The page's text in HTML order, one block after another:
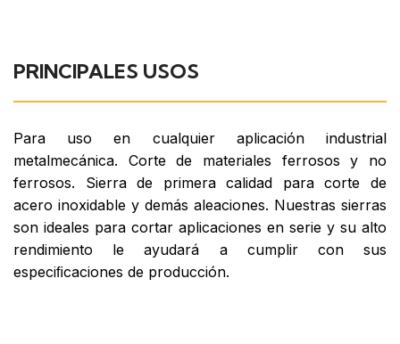
PRINCIPALES USOS
Para uso en cualquier aplicación industrial
metalmecánica. Corte de materiales ferrosos y no
ferrosos. Sierra de primera calidad para corte de
acero inoxidable y demás aleaciones. Nuestras sierras
son ideales para cortar aplicaciones en serie y su alto
rendimiento le ayudará a cumplir con sus
especiﬁcaciones de producción.